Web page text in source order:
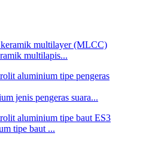
multilapis...
jenis pengeras suara...
tipe baut ...